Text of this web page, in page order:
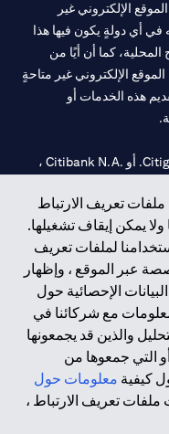
تعريف الارتباط
يمكن إيقاف تشغيلها.
لملفات تعريف
عبر الموقع ، وإظهار
الإحصائية حول
مع شركائنا في
والذين قد يجمعونها
التي جمعوها من
كيفية معلومات حول
ملفات تعريف الارتباط ،
الإلكتروني غير
أي دولةٍ يكون فيها هذا
المحلية، كما أن أيًا من
الإلكتروني غير متاحةٍ
هذه الخدمات أو
سيتي بنك هي علامة خدمة لشركة Citigroup Inc. أو .Citibank N.A ،
الإمارات المركزي تحت
أرقام التراخيص 202563 لفرع الوصل في دبي، 531989 لفرع مول
مرخص من مصرف
أجنبي.
من هيئة الأوراق المالية
والسلع في الإمارات العربية المتحدة ("SCA") للقيام بالنشاط المالي لـ أ)
ترخيص رقم
الدولية بموجب ترخيص